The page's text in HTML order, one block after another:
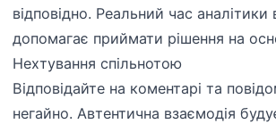
відповідно. Реальний час
допомагає приймати рішення на
Нехтування спільнотою
Відповідайте на коментарі та
негайно. Автентична взаємодія